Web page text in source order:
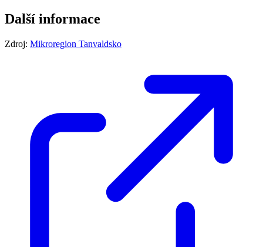
Další informace
Zdroj: Mikroregion Tanvaldsko